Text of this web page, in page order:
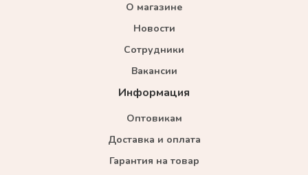
О магазине
Новости
Сотрудники
Вакансии
Информация
Оптовикам
Доставка и оплата
Гарантия на товар